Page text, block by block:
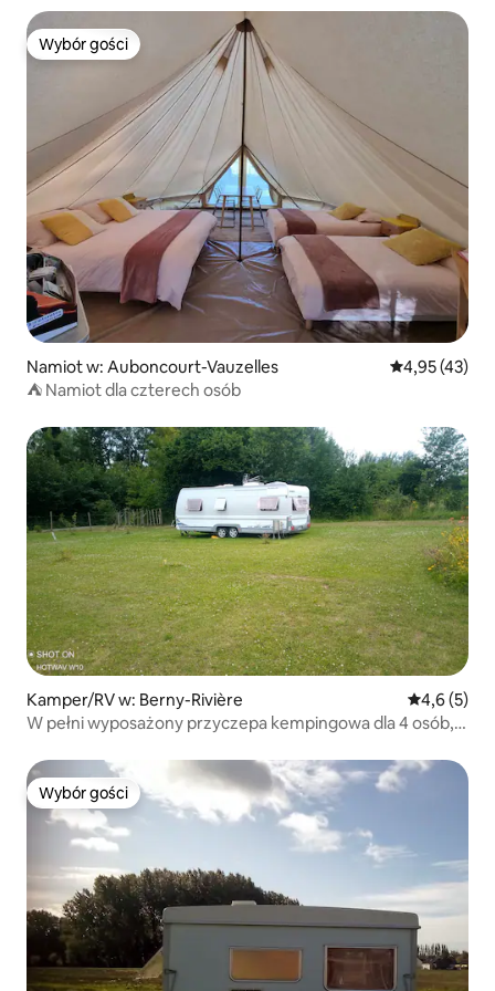
Wybór gości
Wybór gości
Namiot w: Auboncourt-Vauzelles Średnia
4,95 (43)
⛺ Namiot dla czterech osób
Kamper/RV w: Berny-Rivière Średnia
4,6 (5)
W pełni wyposażony przyczepa kempingowa dla 4 osób, 1
Wybór gości
Wybór gości